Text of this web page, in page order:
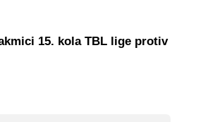
15. kola TBL lige protiv